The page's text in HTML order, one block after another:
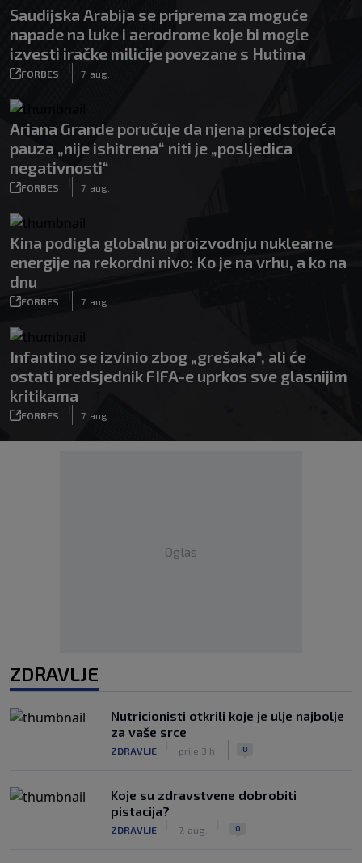
Saudijska Arabija se priprema za moguće
napade na luke i aerodrome koje bi mogle
izvesti iračke milicije povezane s Hutima
FORBES
|
7. aug.
Ariana Grande poručuje da njena predstojeća
pauza „nije ishitrena“ niti je „posljedica
negativnosti“
FORBES
|
7. aug.
Kina podigla globalnu proizvodnju nuklearne
energije na rekordni nivo: Ko je na vrhu, a ko na
dnu
FORBES
|
7. aug.
Infantino se izvinio zbog „grešaka“, ali će
ostati predsjednik FIFA-e uprkos sve glasnijim
kritikama
FORBES
|
7. aug.
Oglas
ZDRAVLJE
Nutricionisti otkrili koje je ulje najbolje
za vaše srce
ZDRAVLJE prije 3 h 0
Koje su zdravstvene dobrobiti
pistacija?
ZDRAVLJE 7. aug. 0